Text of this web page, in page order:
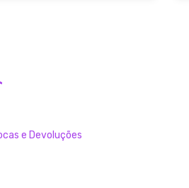
e Devoluções